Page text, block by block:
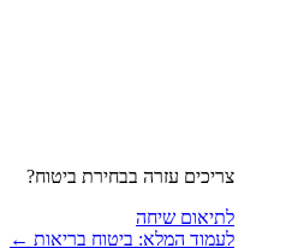
צריכים עזרה בבחירת ביטוח?
לתיאום שיחה
לעמוד המלא: ביטוח בריאות ←